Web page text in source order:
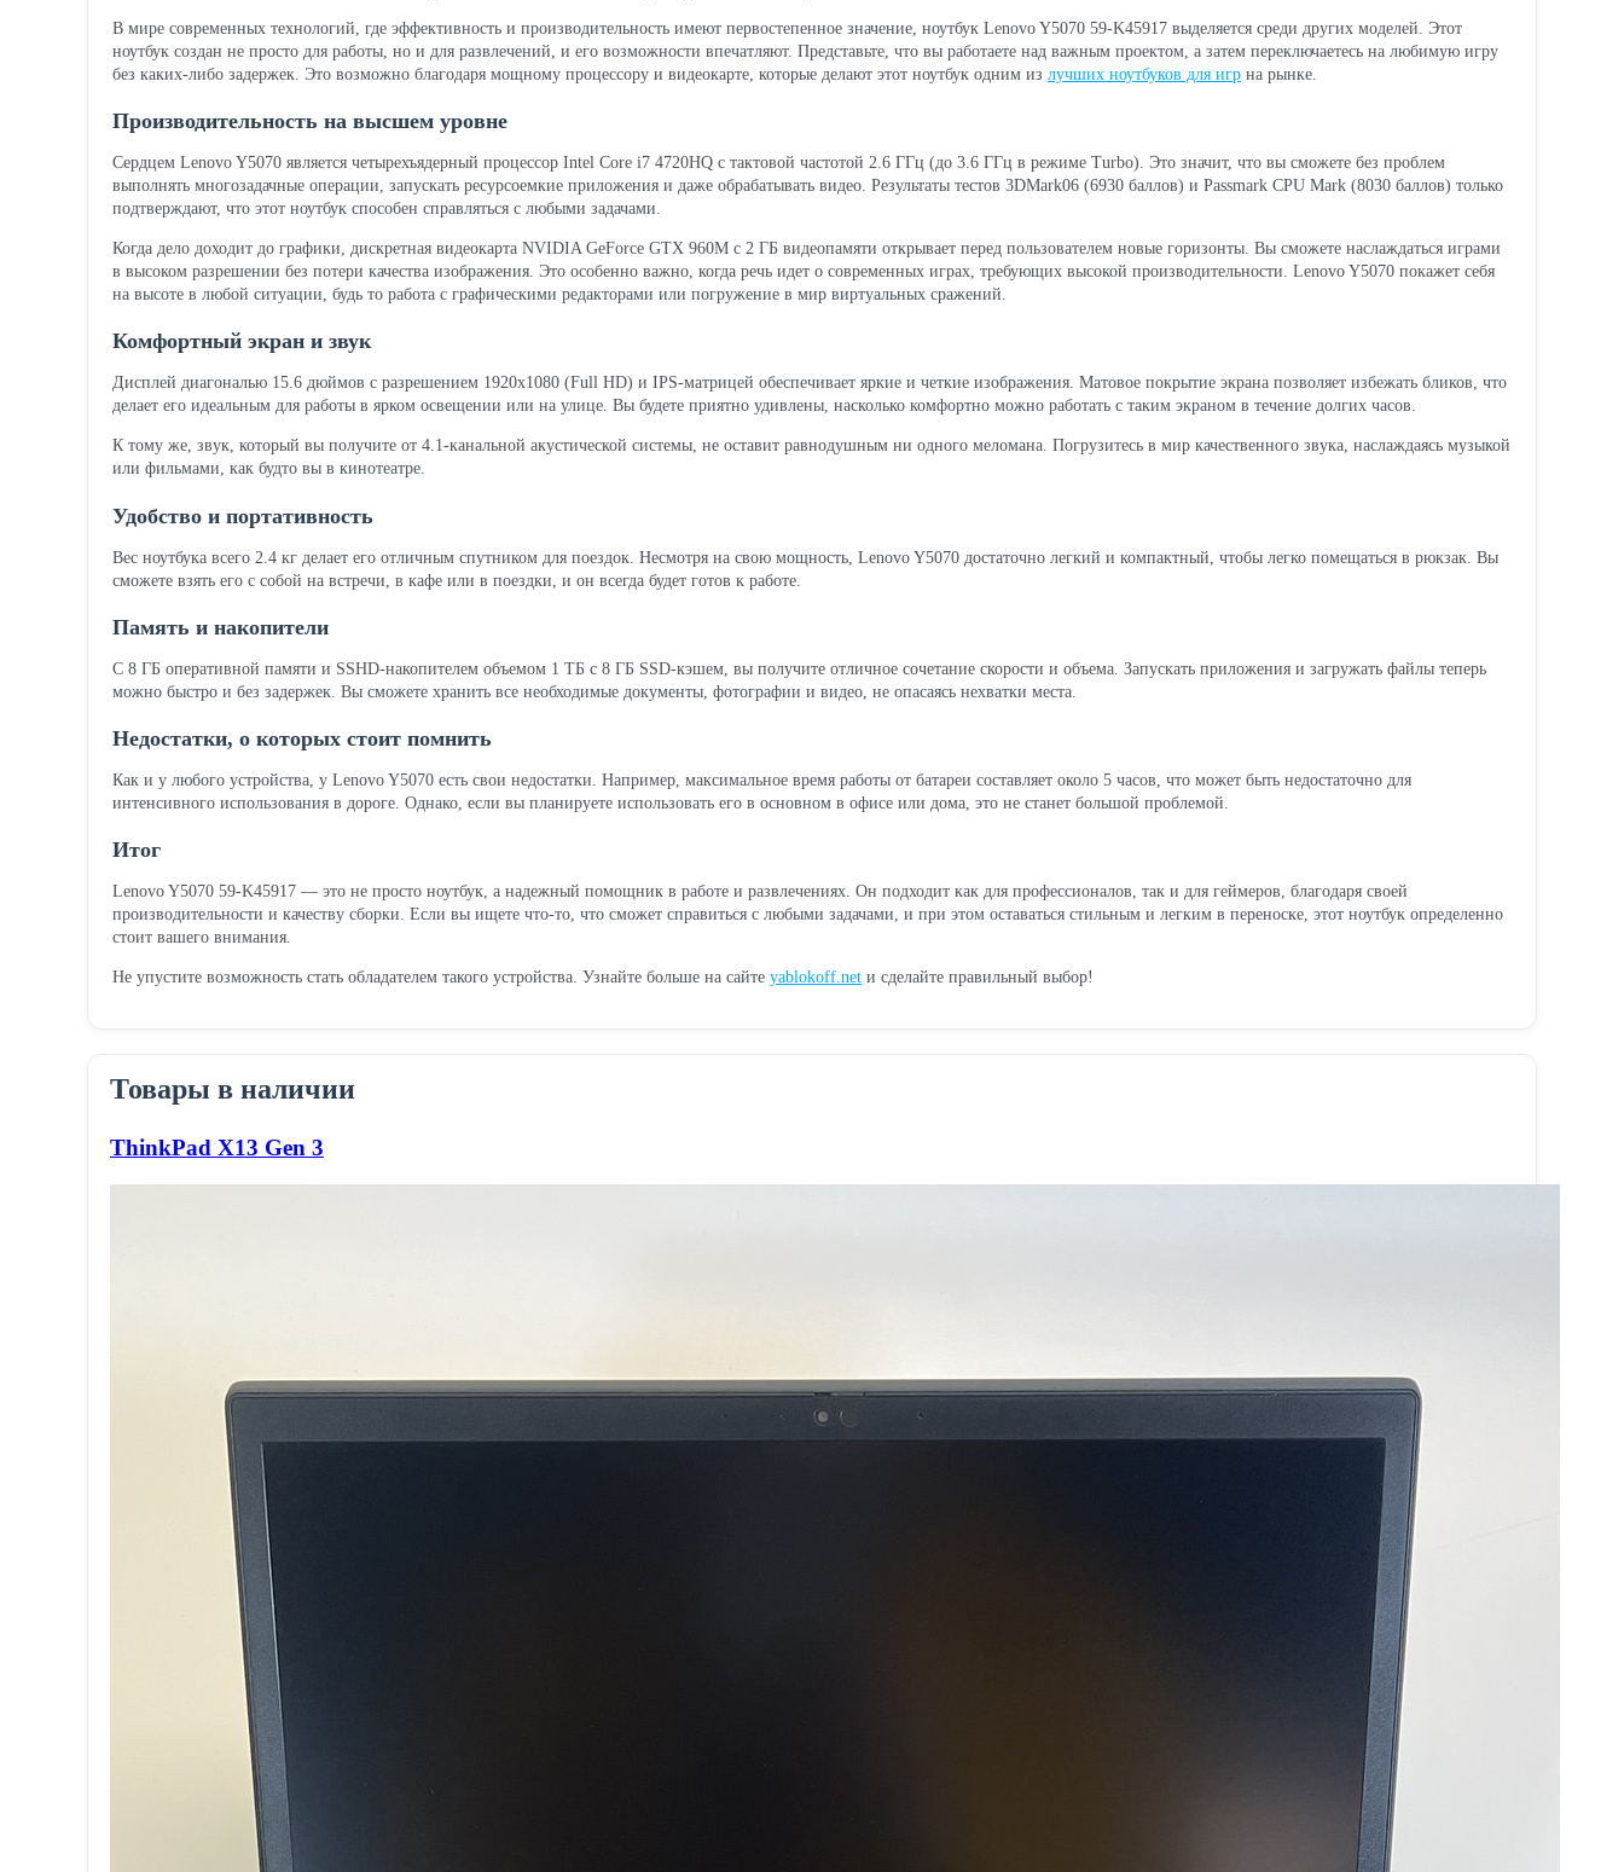
В мире современных технологий, где эффективность и производительность имеют первостепенное значение, ноутбук Lenovo Y5070 59-K45917 выделяется среди других моделей. Этот
ноутбук создан не просто для работы, но и для развлечений, и его возможности впечатляют. Представьте, что вы работаете над важным проектом, а затем переключаетесь на любимую игру
без каких-либо задержек. Это возможно благодаря мощному процессору и видеокарте, которые делают этот ноутбук одним из лучших ноутбуков для игр на рынке.
Производительность на высшем уровне
Сердцем Lenovo Y5070 является четырехъядерный процессор Intel Core i7 4720HQ с тактовой частотой 2.6 ГГц (до 3.6 ГГц в режиме Turbo). Это значит, что вы сможете без проблем
выполнять многозадачные операции, запускать ресурсоемкие приложения и даже обрабатывать видео. Результаты тестов 3DMark06 (6930 баллов) и Passmark CPU Mark (8030 баллов) только
подтверждают, что этот ноутбук способен справляться с любыми задачами.
Когда дело доходит до графики, дискретная видеокарта NVIDIA GeForce GTX 960M с 2 ГБ видеопамяти открывает перед пользователем новые горизонты. Вы сможете наслаждаться играми
в высоком разрешении без потери качества изображения. Это особенно важно, когда речь идет о современных играх, требующих высокой производительности. Lenovo Y5070 покажет себя
на высоте в любой ситуации, будь то работа с графическими редакторами или погружение в мир виртуальных сражений.
Комфортный экран и звук
Дисплей диагональю 15.6 дюймов с разрешением 1920x1080 (Full HD) и IPS-матрицей обеспечивает яркие и четкие изображения. Матовое покрытие экрана позволяет избежать бликов, что
делает его идеальным для работы в ярком освещении или на улице. Вы будете приятно удивлены, насколько комфортно можно работать с таким экраном в течение долгих часов.
К тому же, звук, который вы получите от 4.1-канальной акустической системы, не оставит равнодушным ни одного меломана. Погрузитесь в мир качественного звука, наслаждаясь музыкой
или фильмами, как будто вы в кинотеатре.
Удобство и портативность
Вес ноутбука всего 2.4 кг делает его отличным спутником для поездок. Несмотря на свою мощность, Lenovo Y5070 достаточно легкий и компактный, чтобы легко помещаться в рюкзак. Вы
сможете взять его с собой на встречи, в кафе или в поездки, и он всегда будет готов к работе.
Память и накопители
С 8 ГБ оперативной памяти и SSHD-накопителем объемом 1 ТБ с 8 ГБ SSD-кэшем, вы получите отличное сочетание скорости и объема. Запускать приложения и загружать файлы теперь
можно быстро и без задержек. Вы сможете хранить все необходимые документы, фотографии и видео, не опасаясь нехватки места.
Недостатки, о которых стоит помнить
Как и у любого устройства, у Lenovo Y5070 есть свои недостатки. Например, максимальное время работы от батареи составляет около 5 часов, что может быть недостаточно для
интенсивного использования в дороге. Однако, если вы планируете использовать его в основном в офисе или дома, это не станет большой проблемой.
Итог
Lenovo Y5070 59-K45917 — это не просто ноутбук, а надежный помощник в работе и развлечениях. Он подходит как для профессионалов, так и для геймеров, благодаря своей
производительности и качеству сборки. Если вы ищете что-то, что сможет справиться с любыми задачами, и при этом оставаться стильным и легким в переноске, этот ноутбук определенно
стоит вашего внимания.
Не упустите возможность стать обладателем такого устройства. Узнайте больше на сайте yablokoff.net и сделайте правильный выбор!
Товары в наличии
ThinkPad X13 Gen 3